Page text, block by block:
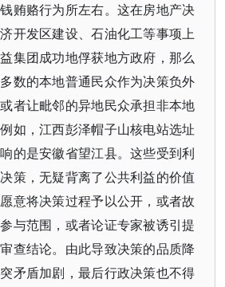
贿赂行为所左右。这在房地产决
开发区建设、石油化工等事项上
集团成功地俘获地方政府，那么
数的本地普通民众作为决策负外
者让毗邻的异地民众承担非本地
如，江西彭泽帽子山核电站选址
的是安徽省望江县。这些受到利
策，无疑背离了公共利益的价值
意将决策过程予以公开，或者故
与范围，或者论证专家被诱引提
查结论。由此导致决策的品质降
矛盾加剧，最后行政决策也不得